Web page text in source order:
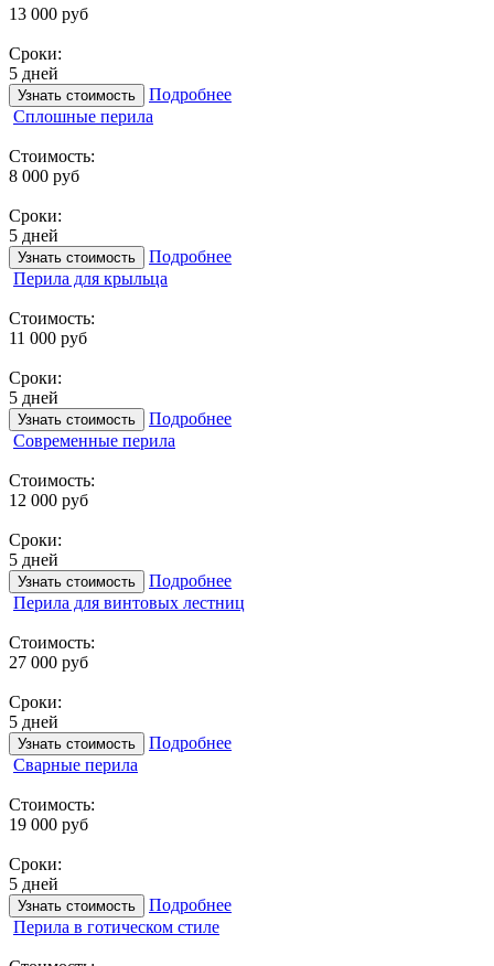
13 000 руб
Сроки:
5 дней
Узнать стоимость
Подробнее
Сплошные перила
Стоимость:
8 000 руб
Сроки:
5 дней
Узнать стоимость
Подробнее
Перила для крыльца
Стоимость:
11 000 руб
Сроки:
5 дней
Узнать стоимость
Подробнее
Современные перила
Стоимость:
12 000 руб
Сроки:
5 дней
Узнать стоимость
Подробнее
Перила для винтовых лестниц
Стоимость:
27 000 руб
Сроки:
5 дней
Узнать стоимость
Подробнее
Сварные перила
Стоимость:
19 000 руб
Сроки:
5 дней
Узнать стоимость
Подробнее
Перила в готическом стиле